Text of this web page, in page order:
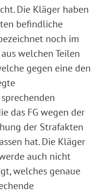
Die Kläger haben
befindliche
noch im
welchen Teilen
gegen eine den
das FG wegen der
der Strafakten
hat. Die Kläger
auch nicht
welches genaue